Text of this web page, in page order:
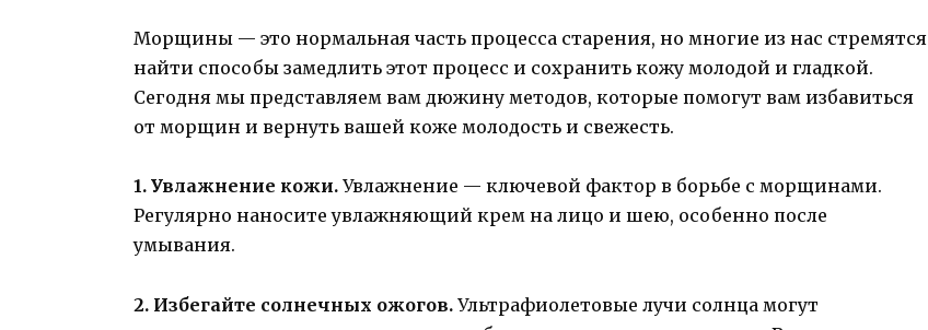
Морщины — это нормальная часть процесса старения, но многие из нас стремятся
найти способы замедлить этот процесс и сохранить кожу молодой и гладкой.
Сегодня мы представляем вам дюжину методов, которые помогут вам избавиться
от морщин и вернуть вашей коже молодость и свежесть.
1. Увлажнение кожи. Увлажнение — ключевой фактор в борьбе с морщинами.
Регулярно наносите увлажняющий крем на лицо и шею, особенно после
умывания.
2. Избегайте солнечных ожогов. Ультрафиолетовые лучи солнца могут